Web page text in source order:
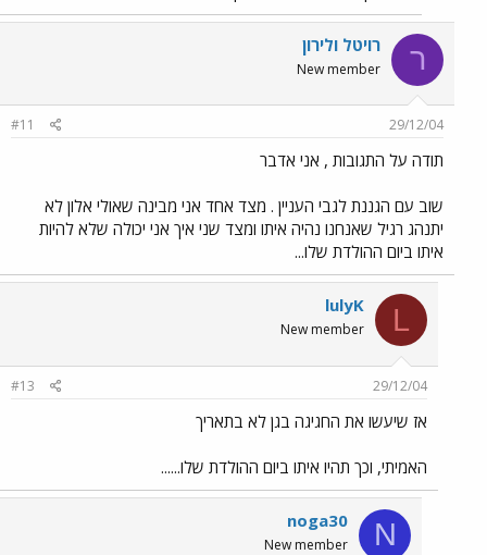
ר רויטל ולירון
New member
29/12/04
#11
תודה על התגובות , אני אדבר
שוב עם הגננת לגבי העניין . מצד אחד אני מבינה שאולי אלון לא
יתנהג רגיל שאנחנו נהיה איתו ומצד שני איך אני יכולה שלא להיות
איתו ביום ההולדת שלו...
L
lulyK
New member
29/12/04
#13
אז שיעשו את החגיגה בגן לא בתאריך
האמיתי, וכך תהיו איתו ביום ההולדת שלו......
N
noga30
New member